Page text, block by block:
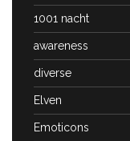
1001 nacht
awareness
diverse
Elven
Emoticons